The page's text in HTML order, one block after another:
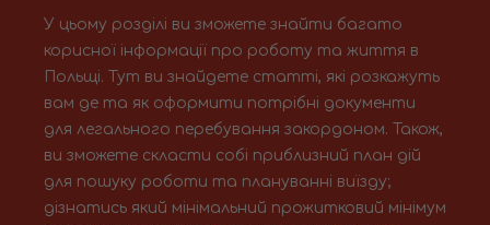
У цьому розділі ви зможете знайти багато
корисної інформації про роботу та життя в
Польщі. Тут ви знайдете статті, які розкажуть
вам де та як оформити потрібні документи
для легального перебування закордоном. Також,
ви зможете скласти собі приблизний план дій
для пошуку роботи та плануванні виїзду;
дізнатись який мінімальний прожитковий мінімум